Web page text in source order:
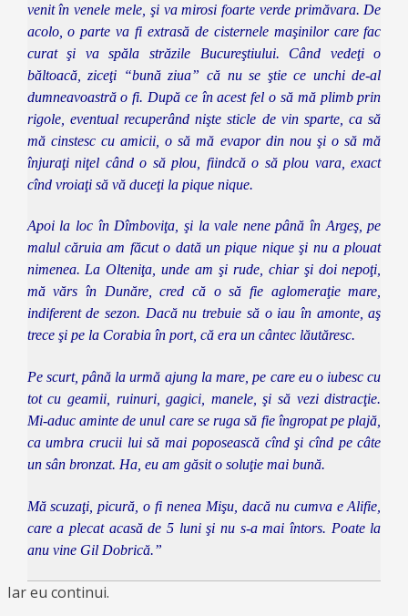
venit în venele mele, şi va mirosi foarte verde primăvara. De
acolo, o parte va fi extrasă de cisternele maşinilor care fac
curat şi va spăla străzile Bucureştiului. Când vedeţi o
băltoacă, ziceţi “bună ziua” că nu se ştie ce unchi de-al
dumneavoastră o fi. După ce în acest fel o să mă plimb prin
rigole, eventual recuperând nişte sticle de vin sparte, ca să
mă cinstesc cu amicii, o să mă evapor din nou şi o să mă
înjuraţi niţel când o să plou, fiindcă o să plou vara, exact
cînd vroiaţi să vă duceţi la pique nique.
Apoi la loc în Dîmboviţa, şi la vale nene până în Argeş, pe
malul căruia am făcut o dată un pique nique şi nu a plouat
nimenea. La Olteniţa, unde am şi rude, chiar şi doi nepoţi,
mă vărs în Dunăre, cred că o să fie aglomeraţie mare,
indiferent de sezon. Dacă nu trebuie să o iau în amonte, aş
trece şi pe la Corabia în port, că era un cântec lăutăresc.
Pe scurt, până la urmă ajung la mare, pe care eu o iubesc cu
tot cu geamii, ruinuri, gagici, manele, şi să vezi distracţie.
Mi-aduc aminte de unul care se ruga să fie îngropat pe plajă,
ca umbra crucii lui să mai poposească cînd şi cînd pe câte
un sân bronzat. Ha, eu am găsit o soluţie mai bună.
Mă scuzaţi, picură, o fi nenea Mişu, dacă nu cumva e Alifie,
care a plecat acasă de 5 luni şi nu s-a mai întors. Poate la
anu vine Gil Dobrică.”
Iar eu continui.